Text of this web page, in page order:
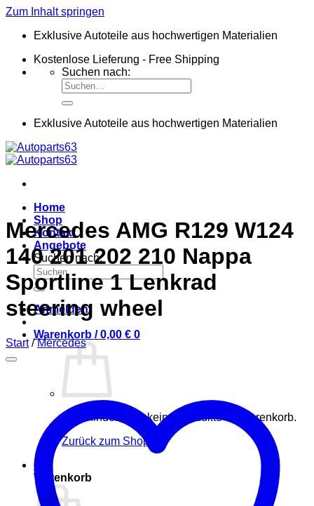
Zum Inhalt springen
Exklusive Autoteile aus hochwertigen Materialien
Kostenlose Lieferung - Free Shipping
Suchen nach:
Exklusive Autoteile aus hochwertigen Materialien
Home
Shop
Kontakt
Angebote
Suchen nach:
Anmelden
Warenkorb /0,00 € 0
Es befinden sich keine Produkte im Warenkorb.
Zurück zum Shop
0
Warenkorb
Mercedes AMG R129 W124
140 201 202 210 Nappa
Sportline 1 Lenkrad
steering wheel
Start / Mercedes